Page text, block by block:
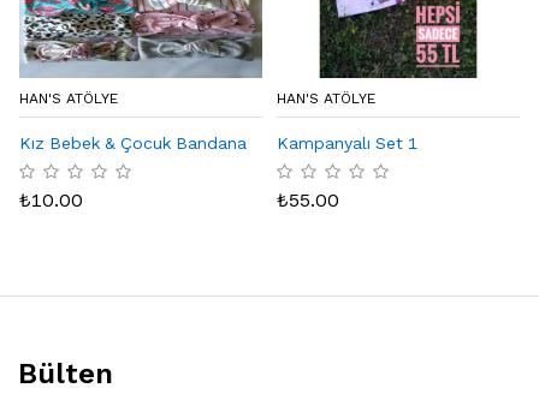
HAN'S ATÖLYE
Kız Bebek & Çocuk Bandana
₺10.00
HAN'S ATÖLYE
Kampanyalı Set 1
₺55.00
Bülten